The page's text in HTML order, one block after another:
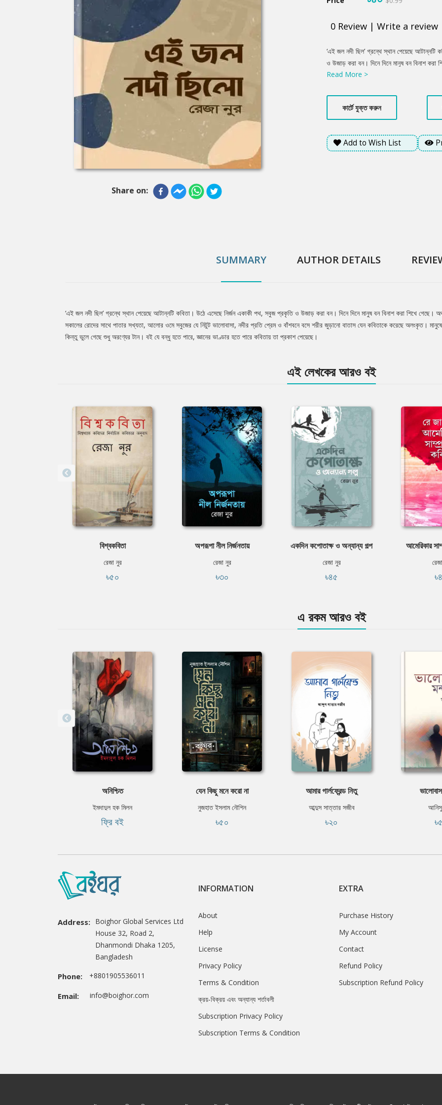
Share on:
0 Review | Write a review
Product
Summery
‘এই জল নদী ছিল’ গ্রন্থে স্থান পেয়েছে
ও উজাড় করা বন। দিনে দিনে মানুষ বন বিনাশ
এখনো তা বুঝে উঠতে পারেনি। সকালের রোদের
মানুষের পায়ের আওয়াজ পাওয়া যায় দূরে কোথাও,
টান। বই যে বন্ধু হতে পারে, জ্ঞানের ভাণ্ডার হতে
Read More >
কার্টে যুক্ত করুন
Add to Wish List
SUMMARY AUTHOR DETAILS
Tab
‘এই জল নদী ছিল’ গ্রন্থে স্থান পেয়েছে আটান্নটি কবিতা। উঠে এসেছে নির্জন একাকী পথ, সবুজ প্রকৃতি ও উজাড় করা বন। দিনে দিনে মানুষ বন বিনাশ করা শিখে
সকালের রোদের সাথে পাতার সখ্যতা, আলোর ওমে সবুজের যে নিটুট ভালোবাসা, নদীর প্রতি প্রেম ও বাঁশবনে বসে শরীর জুড়ানো বাতাস যেন কবিতাকে করেছে অলংকৃত।
কিন্তু ভুলে গেছে শুধু অরণ্যের টান। বই যে বন্ধু হতে পারে, জ্ঞানের ভাণ্ডার হতে পারে কবিতায় তা প্রকাশ পেয়েছে।
এই লেখকের আরও বই
বিশ্বকবিতা
রেজা নুর
৳৫০
অপরূপা নীল নির্জনতায়
রেজা নুর
৳৩০
একদিন কপোতাক্ষ ও অন্যান্য গল্প
রেজা নুর
৳৪৫
আমেরিকার
এ রকম আরও বই
অনিশ্চিত
ইমদাদুল হক মিলন
ফ্রি বই
যেন কিছু মনে করো না
নুজহাত ইসলাম নৌশিন
৳৫০
আমার গার্লফ্রেন্ড নিতু
আব্দুস সাত্তার সজীব
৳২০
Address: Boighor Global Services Ltd
House 32, Road 2,
Dhanmondi Dhaka 1205,
Bangladesh
Phone: +8801905536011
Email: info@boighor.com
INFORMATION
About
Help
License
Privacy Policy
Terms & Condition
ক্রয়-বিক্রয় এবং অন্যান্য শর্তাবলী
Subscription Privacy Policy
Subscription Terms & Condition
EXTRA
Purchase History
My Account
Contact
Refund Policy
Subscription Refund Policy